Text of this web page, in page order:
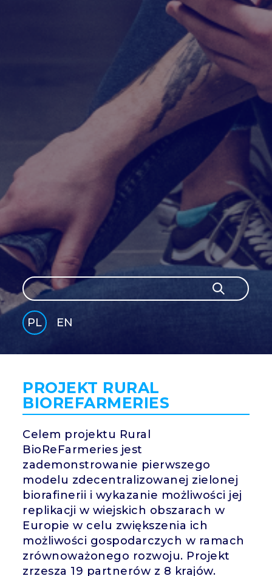
Szukaj
Szukaj
PL
EN
SH
PROJEKT RURAL
BIOREFARMERIES
Celem projektu Rural
BioReFarmeries jest
zademonstrowanie pierwszego
modelu zdecentralizowanej zielonej
biorafinerii i wykazanie możliwości jej
replikacji w wiejskich obszarach w
Europie w celu zwiększenia ich
możliwości gospodarczych w ramach
zrównoważonego rozwoju. Projekt
zrzesza 19 partnerów z 8 krajów.